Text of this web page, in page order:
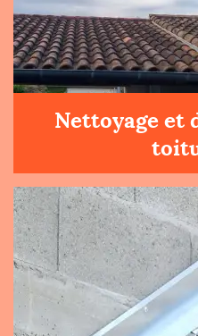
Nettoyage et